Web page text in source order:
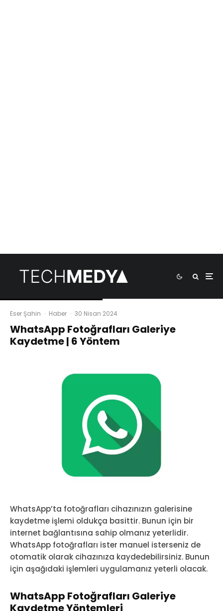
Eser Şahin · Haber · 30 Nisan 2024
WhatsApp Fotoğrafları Galeriye
Kaydetme | 6 Yöntem
WhatsApp’ta fotoğrafları cihazınızın galerisine
kaydetme işlemi oldukça basittir. Bunun için bir
internet bağlantısına sahip olmanız yeterlidir.
WhatsApp fotoğrafları ister manuel isterseniz de
otomatik olarak cihazınıza kaydedebilirsiniz. Bunun
için aşağıdaki işlemleri uygulamanız yeterli olacak.
WhatsApp Fotoğrafları Galeriye
Kaydetme Yöntemleri